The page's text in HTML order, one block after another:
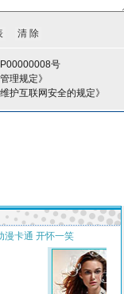
号
理规定》
护互联网安全的规定》